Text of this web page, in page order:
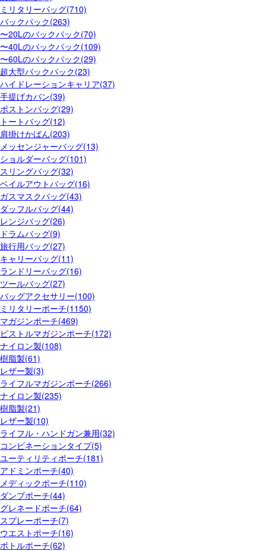
ミリタリーバッグ(710)
バックパック(263)
〜20Lのバックパック(70)
〜40Lのバックパック(109)
〜60Lのバックパック(29)
超大型バックパック(23)
ハイドレーションキャリア(37)
手提げカバン(39)
ボストンバッグ(29)
トートバッグ(12)
肩掛けかばん(203)
メッセンジャーバッグ(13)
ショルダーバッグ(101)
スリングバッグ(32)
ベイルアウトバッグ(16)
ガスマスクバッグ(43)
ダッフルバッグ(44)
レンジバッグ(26)
ドラムバッグ(9)
旅行用バッグ(27)
キャリーバッグ(11)
ランドリーバッグ(16)
ツールバッグ(27)
バッグアクセサリー(100)
ミリタリーポーチ(1150)
マガジンポーチ(469)
ピストルマガジンポーチ(172)
ナイロン製(108)
樹脂製(61)
レザー製(3)
ライフルマガジンポーチ(266)
ナイロン製(235)
樹脂製(21)
レザー製(10)
ライフル・ハンドガン兼用(32)
コンビネーションタイプ(5)
ユーティリティポーチ(181)
アドミンポーチ(40)
メディックポーチ(110)
ダンプポーチ(44)
グレネードポーチ(64)
スプレーポーチ(7)
ウエストポーチ(16)
ボトルポーチ(62)